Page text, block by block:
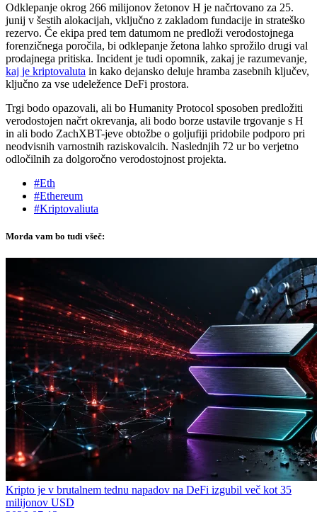
Odklepanje okrog 266 milijonov žetonov H je načrtovano za 25.
junij v šestih alokacijah, vključno z zakladom fundacije in strateško
rezervo. Če ekipa pred tem datumom ne predloži verodostojnega
forenzičnega poročila, bi odklepanje žetona lahko sprožilo drugi val
prodajnega pritiska. Incident je tudi opomnik, zakaj je razumevanje,
kaj je kriptovaluta in kako dejansko deluje hramba zasebnih ključev,
ključno za vse udeležence DeFi prostora.
Trgi bodo opazovali, ali bo Humanity Protocol sposoben predložiti
verodostojen načrt okrevanja, ali bodo borze ustavile trgovanje s H
in ali bodo ZachXBT-jeve obtožbe o goljufiji pridobile podporo pri
neodvisnih varnostnih raziskovalcih. Naslednjih 72 ur bo verjetno
odločilnih za dolgoročno verodostojnost projekta.
#Eth
#Ethereum
#Kriptovaliuta
Morda vam bo tudi všeč:
Kripto je v brutalnem tednu napadov na DeFi izgubil več kot 35
milijonov USD